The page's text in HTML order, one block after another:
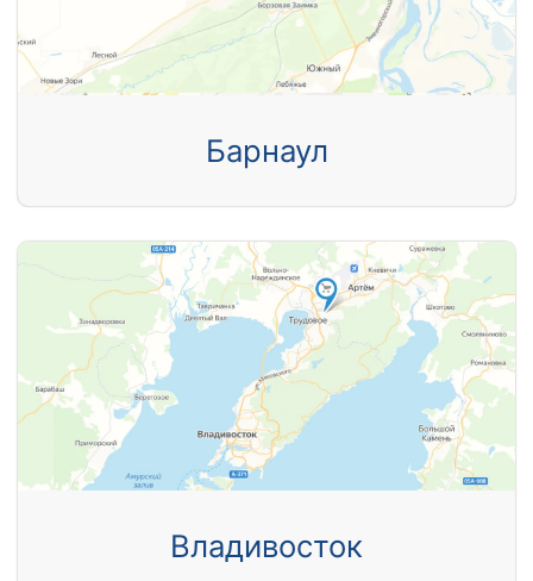
Барнаул
Владивосток